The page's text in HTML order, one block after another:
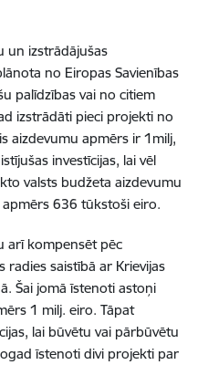
un izstrādājušas
no Eiropas Savienības
palīdzības vai no citiem
izstrādāti pieci projekti no
aizdevumu apmērs ir 1milj,
investīcijas, lai vēl
valsts budžeta aizdevumu
apmērs 636 tūkstoši eiro.
arī kompensētpēc
radies saistībā ar Krievijas
Šai jomāīstenoti astoņi
1 milj. eiro. Tāpat
, lai būvētu vai pārbūvētu
īstenoti divi projekti par